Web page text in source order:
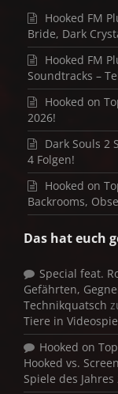
Hooked FM
Bride, Dark
Hooked FM
Soundtracks –
Hooked on
2026!
Dark Souls 2
4 Folgen!
Hooked on
Backrooms,
Das hat euch
Special feat.
Gefährten,
Technikquatsch
Tiere in
Hooked on
Hooked vs.
Spiele des